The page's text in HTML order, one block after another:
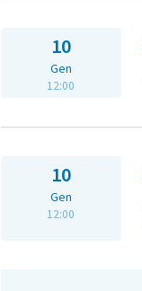
10
Gen
12:00
10
Gen
12:00